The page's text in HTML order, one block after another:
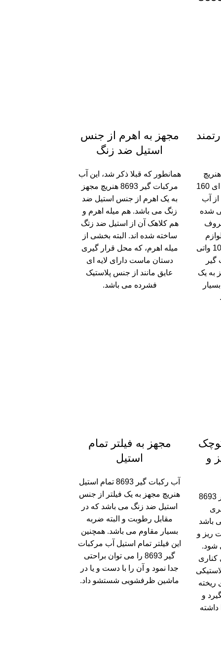
آب مرکبات گیر 8693 هنریچ
مجهز به یک موتور حرفه ای 160
آب
شده
خانگی، مجهز به موتور 100 واتی
گیر
8693 مجهز به یک
واتی بسیار
مجهز به اهرم از جنس
استیل ضد زنگ
همانطور که قبلا ذکر شد، این آب
مرکبات گیر 8693 هنریچ مجهز
به یک اهرم از جنس استیل ضد
زنگ می باشد. هم میله اهرم و
هم کلاهک آن از استیل ضد زتگ
ساخته شده اند. البته بخشی از
میله اهرم، که محل قرار گیری
دستان ماست دارای لایه ای
عایق مانند از جنس پلاستیک
فشرده می باشد.
و
آهمچنین آب مرکبات گیر 8693
باشد
ریز و
شود.
کناری
ریخته
و
داشته
مجهز به فیلتر تمام
استیل
آب رکبات گیر 8693 تمام استیل
هنریچ مجهز به یک فیلتر از جنس
استیل ضد زنگ می باشد که در
مقابل رطوبت و البته ضربه
بسیار مقاوم می باشد. همچنین
این فیلتر تمام استیل آب مرکبات
گیر 8693 را می توان براحتی
جدا نمود و آن را با دست و یا در
ماشین ظرفشویی شستشو داد.